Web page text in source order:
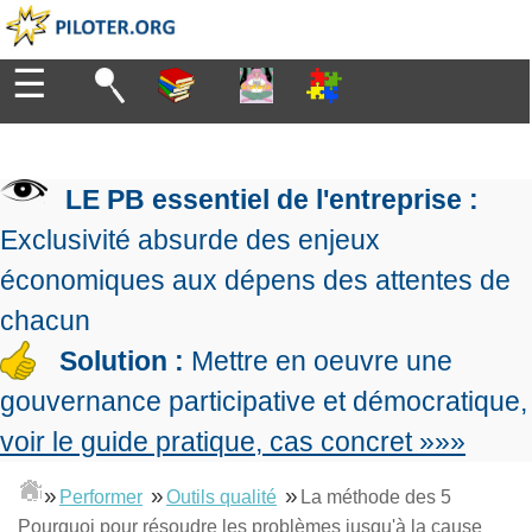
Diriger
de
Management
Démocratique
de
la
Principes
de
La
Performance
Organiser
production
L'Excellence
Opérationnelle
Lean
Management
expliqué
La
Méthode
Manager
▶
Manager
les
projets
Les
du
de
projet
Progresser
▶
la
performance
Tableau
de
Entreprendre
▶
De
Salarié→Entrepreneur
Se
☰
LE PB essentiel de l'entreprise :
Exclusivité absurde des enjeux
économiques aux dépens des attentes de
chacun
Solution : Mettre en oeuvre une
gouvernance participative et démocratique,
voir le guide pratique, cas concret »»»
» Performer »Outils qualité » La méthode des 5
Pourquoi pour résoudre les problèmes jusqu'à la cause